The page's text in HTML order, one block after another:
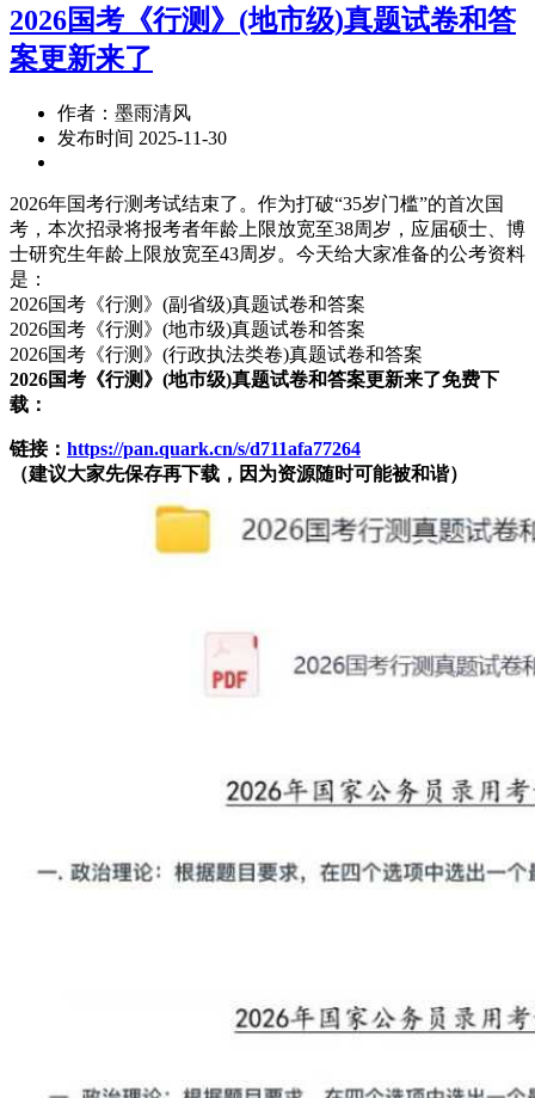
2026国考《行测》(地市级)真题试卷和答
案更新来了
作者：墨雨清风
发布时间 2025-11-30
2026年国考行测考试结束了。作为打破“35岁门槛”的首次国
考，本次招录将报考者年龄上限放宽至38周岁，应届硕士、博
士研究生年龄上限放宽至43周岁。今天给大家准备的公考资料
是：
2026国考《行测》(副省级)真题试卷和答案
2026国考《行测》(地市级)真题试卷和答案
2026国考《行测》(行政执法类卷)真题试卷和答案
2026国考《行测》(地市级)真题试卷和答案更新来了免费下
载：
链接： https://pan.quark.cn/s/d711afa77264
（建议大家先保存再下载，因为资源随时可能被和谐）